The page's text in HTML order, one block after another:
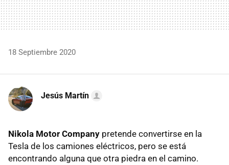
18 Septiembre 2020
Jesús Martín
Nikola Motor Company pretende convertirse en la
Tesla de los camiones eléctricos, pero se está
encontrando alguna que otra piedra en el camino.